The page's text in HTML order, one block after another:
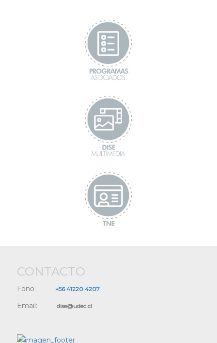
CONTACTO
Fono: +56 41220 4207
Email: dise@udec.cl